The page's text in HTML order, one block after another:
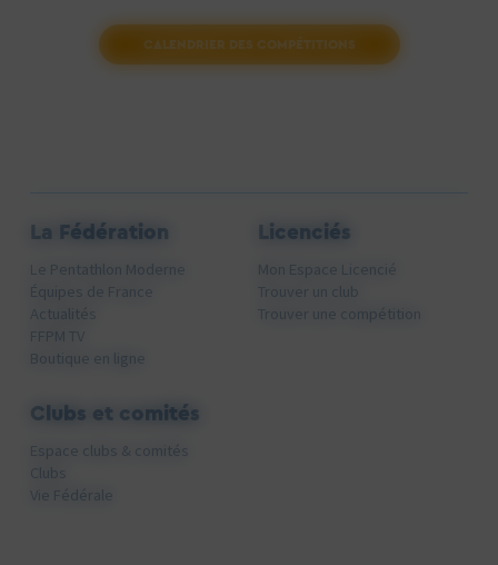
CALENDRIER DES COMPÉTITIONS
La Fédération
Le Pentathlon Moderne
Équipes de France
Actualités
FFPM TV
Boutique en ligne
Licenciés
Mon Espace Licencié
Trouver un club
Trouver une compétition
Clubs et comités
Espace clubs & comités
Clubs
Vie Fédérale